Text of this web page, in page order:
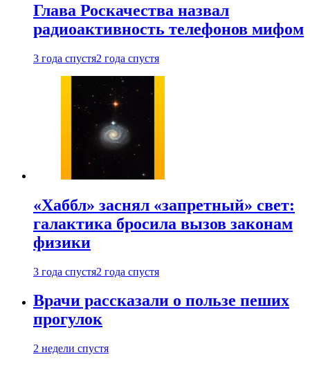
Глава Роскачества назвал
радиоактивность телефонов мифом
3 года спустя2 года спустя
«Хаббл» заснял «запретный» свет:
галактика бросила вызов законам
физики
3 года спустя2 года спустя
Врачи рассказали о пользе пеших
прогулок
2 недели спустя